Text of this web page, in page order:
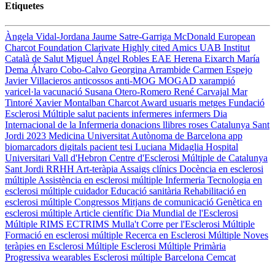
Etiquetes
Àngela Vidal-Jordana Jaume Satre-Garriga McDonald European
Charcot Foundation Clarivate Highly cited Amics UAB Institut
Català de Salut Miguel Ángel Robles EAE Herena Eixarch María
Dema Álvaro Cobo-Calvo Georgina Arrambide Carmen Espejo
Javier Villacieros anticossos anti-MOG MOGAD xarampió
varicel·la vacunació Susana Otero-Romero René Carvajal Mar
Tintoré Xavier Montalban Charcot Award usuaris metges Fundació
Esclerosi Múltiple salut pacients infermeres infermers Dia
Internacional de la Infermeria donacions llibres roses Catalunya Sant
Jordi 2023 Medicina Universitat Autònoma de Barcelona app
biomarcadors digitals pacient tesi Luciana Midaglia Hospital
Universitari Vall d'Hebron Centre d'Esclerosi Múltiple de Catalunya
Sant Jordi RRHH Art-teràpia Assaigs clínics Docència en esclerosi
múltiple Assistència en esclerosi múltiple Infermeria Tecnologia en
esclerosi múltiple cuidadorEducació sanitària Rehabilitació en
esclerosi múltiple Congressos Mitjans de comunicació Genètica en
esclerosi múltiple Article científic Dia Mundial de l'Esclerosi
Múltiple RIMS ECTRIMS Mulla't Corre per l'Esclerosi Múltiple
Formació en esclerosi múltiple Recerca en Esclerosi Múltiple Noves
teràpies en Esclerosi Múltiple Esclerosi Múltiple Primària
Progressiva wearables Esclerosi múltiple Barcelona Cemcat